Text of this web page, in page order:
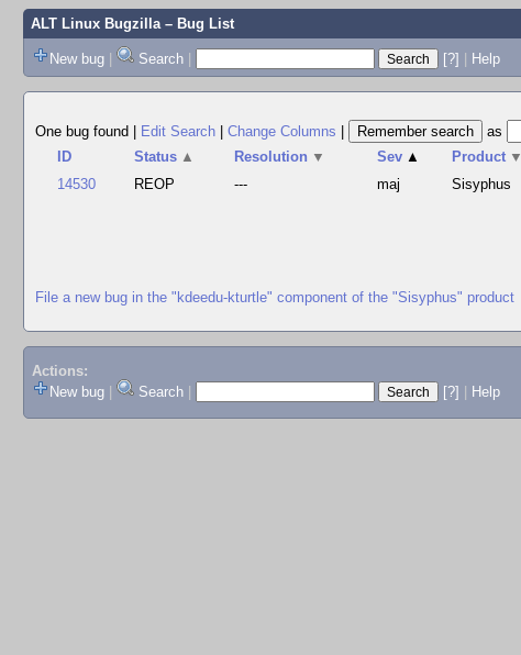
ALT Linux Bugzilla– Bug List
New bug | Search | [?] | Help
One bug found
Edit Search Change Columns
as
ID
Status ▲ Resolution ▼ Sev ▲ Product ▼
14530
REOP --- maj Sisyphus
File a new bug in the "kdeedu-kturtle" component of the "Sisyphus" product
Actions:
New bug
Search [?] Help